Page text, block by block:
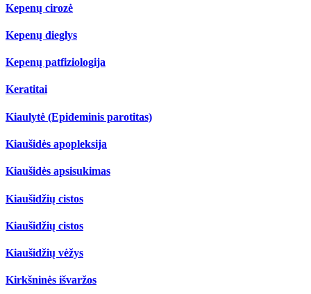
Kepenų cirozė
Kepenų dieglys
Kepenų patfiziologija
Keratitai
Kiaulytė (Epideminis parotitas)
Kiaušidės apopleksija
Kiaušidės apsisukimas
Kiaušidžių cistos
Kiaušidžių cistos
Kiaušidžių vėžys
Kirkšninės išvaržos